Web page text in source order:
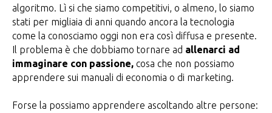
algoritmo. Lì si che siamo competitivi, o almeno, lo siamo
stati per migliaia di anni quando ancora la tecnologia
come la conosciamo oggi non era così diffusa e presente.
Il problema è che dobbiamo tornare ad allenarci ad
immaginare con passione, cosa che non possiamo
apprendere sui manuali di economia o di marketing.
Forse la possiamo apprendere ascoltando altre persone: